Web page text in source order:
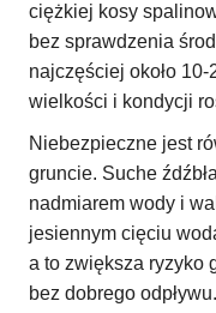
ciężkiej kosy
bez sprawdzenia
najczęściej około
wielkości i kondycji
Niebezpieczne jest
gruncie. Suche
nadmiarem wody i
jesiennym cięciu
a to zwiększa ryzyko
bez dobrego odpływu.